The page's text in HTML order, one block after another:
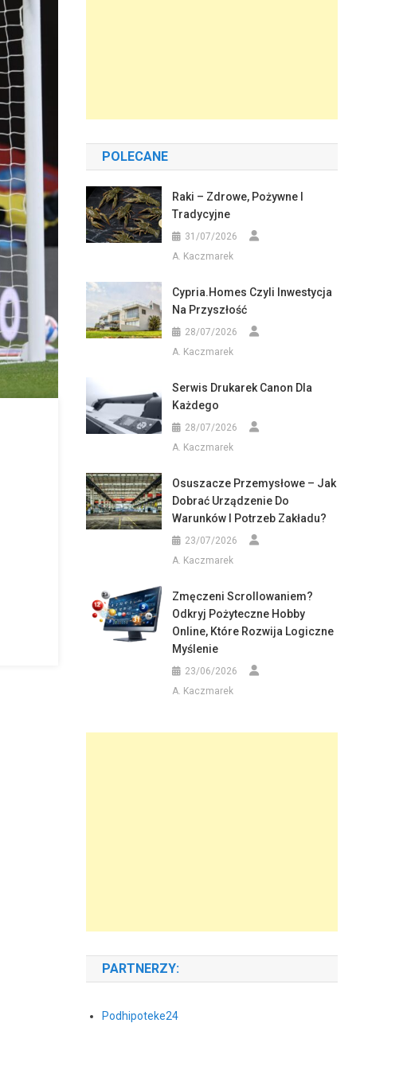
POLECANE
Raki – Zdrowe, Pożywne I
Tradycyjne
31/07/2026
A. Kaczmarek
Cypria.homes Czyli Inwestycja
Na Przyszłość
28/07/2026
A. Kaczmarek
Serwis Drukarek Canon Dla
Każdego
28/07/2026
A. Kaczmarek
Osuszacze Przemysłowe – Jak
Dobrać Urządzenie Do
Warunków I Potrzeb Zakładu?
23/07/2026
A. Kaczmarek
Zmęczeni Scrollowaniem?
Odkryj Pożyteczne Hobby
Online, Które Rozwija Logiczne
Myślenie
23/06/2026
A. Kaczmarek
PARTNERZY:
Podhipoteke24